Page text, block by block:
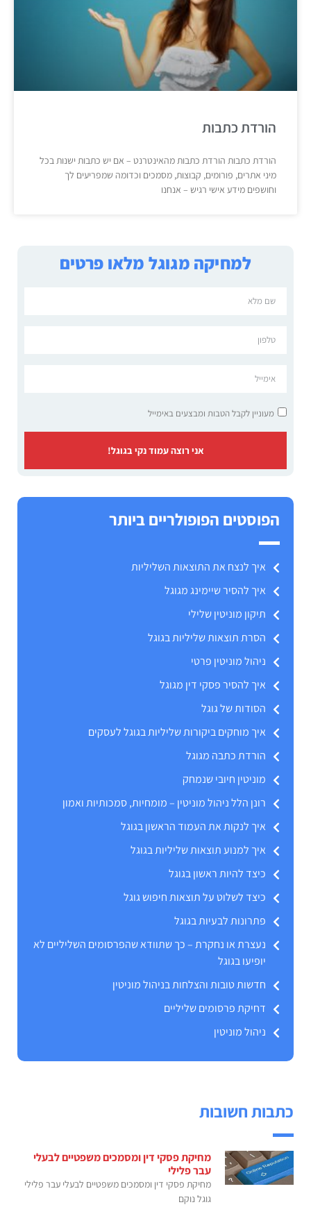
למחיקה מגוגל מלאו פרטים
מעוניין לקבל הטבות ומבצעים באימייל
אני רוצה עמוד נקי בגוגל!
הפוסטים הפופולריים ביותר
איך לנצח את התוצאות השליליות
איך להסיר שיימינג מגוגל
תיקון מוניטין שלילי
הסרת תוצאות שליליות בגוגל
ניהול מוניטין פרטי
איך להסיר פסקי דין מגוגל
הסודות של גוגל
איך מוחקים ביקורות שליליות בגוגל לעסקים
הורדת כתבה מגוגל
מוניטין חיובי שנמחק
רונן הלל ניהול מוניטין – מומחיות, סמכותיות ואמון
איך לנקות את העמוד הראשון בגוגל
איך למנוע תוצאות שליליות בגוגל
כיצד להיות ראשון בגוגל
כיצד לשלוט על תוצאות חיפוש גוגל
פתרונות לבעיות בגוגל
נעצרת או נחקרת – כך שתוודא שהפרסומים השליליים לא
יופיעו בגוגל
חדשות טובות והצלחות בניהול מוניטין
דחיקת פרסומים שליליים
ניהול מוניטין
כתבות חשובות
מחיקת פסקי דין ומסמכים משפטיים לבעלי
עבר פלילי
מחיקת פסקי דין ומסמכים משפטיים לבעלי עבר פלילי
גוגל נוקם
הורדת כתבות
הורדת כתבות הורדת כתבות מהאינטרנט – אם יש כתבות ישנות בכל
מיני אתרים, פורומים, קבוצות, מסמכים וכדומה שמפריעים לך
וחושפים מידע אישי רגיש – אנחנו